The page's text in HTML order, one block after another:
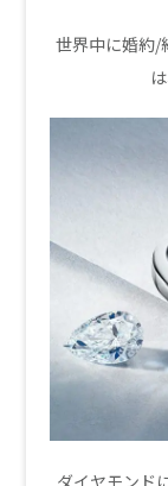
世界中に婚約/